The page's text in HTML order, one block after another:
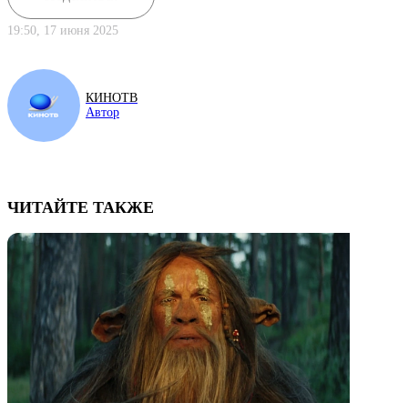
19:50, 17 июня 2025
КИНОТВ
Автор
ЧИТАЙТЕ ТАКЖЕ